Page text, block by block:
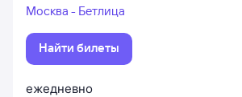
Москва - Бетлица
Найти билеты
ежедневно